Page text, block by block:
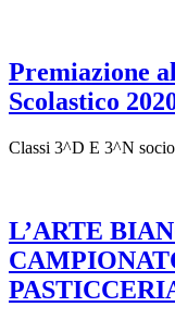
Premiazione
Scolastico
Classi 3^D E 3^N
L’ARTE